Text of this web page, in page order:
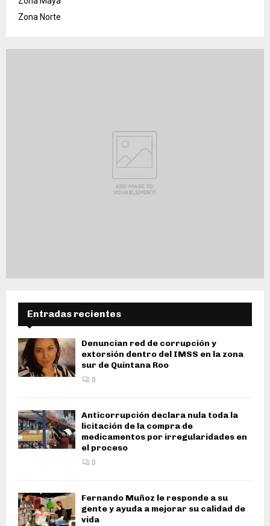
Zona Norte
Entradas recientes
Denuncian red de corrupción y
extorsión dentro del IMSS en la zona
sur de Quintana Roo
0
Anticorrupción declara nula toda la
licitación de la compra de
medicamentos por irregularidades en
el proceso
0
Fernando Muñoz le responde a su
gente y ayuda a mejorar su calidad de
vida